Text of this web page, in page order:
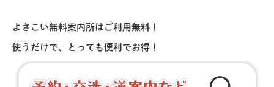
よさこい無料案内所はご利用無料！
使うだけで、とっても便利でお得！